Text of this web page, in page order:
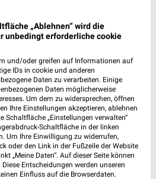
ab Mo. den
Aug.
„Ablehnen“ wird die
unbedingt erforderliche cookie
und/oder greifen auf Informationen auf
IDs in cookie und anderen
Daten zu verarbeiten. Einige
Daten möglicherweise
Um dem zu widersprechen, öffnen
Ihre Einstellungen akzeptieren, ablehnen
Schaltfläche „Einstellungen verwalten“
Schaltfläche in der linken
Um Ihre Einwilligung zu widerrufen,
oder den Link in der Fußzeile der Website
„Meine Daten“. Auf dieser Seite können
Entscheidungen werden unseren
Einfluss auf die Browserdaten.